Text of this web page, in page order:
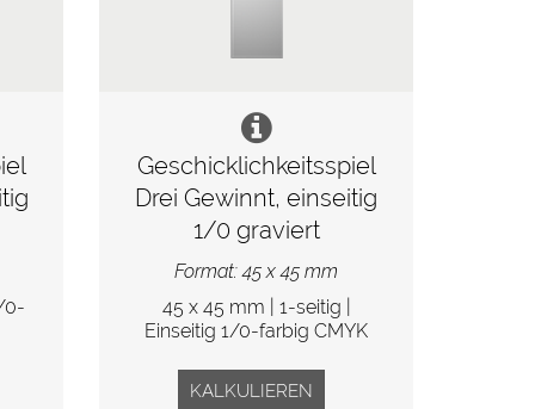
0-
Geschicklichkeitsspiel
Drei Gewinnt, einseitig
1/0 graviert
Format: 45 x 45 mm
45 x 45 mm | 1-seitig |
Einseitig 1/0-farbig CMYK
KALKULIEREN